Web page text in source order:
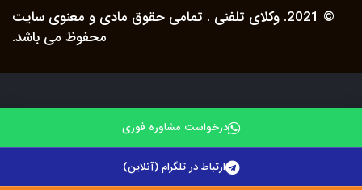
© 2021. وکلای تلفنی . تمامی حقوق مادی و معنوی سایت
محفوظ می باشد.
درخواست مشاوره فوری
ارتباط در تلگرام (آنلاین)